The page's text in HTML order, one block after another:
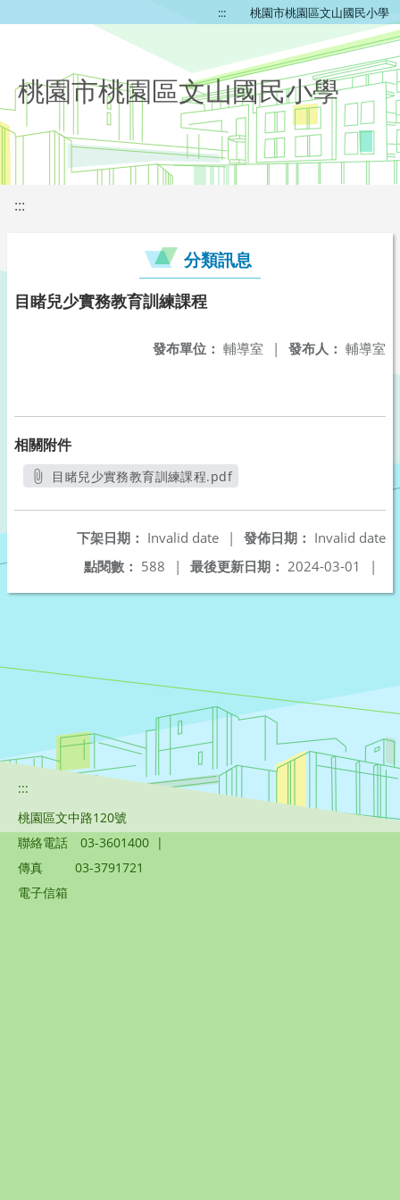
::: 桃園市桃園區文山國民小學
桃園市桃園區文山國民小學
:::
分類訊息
目睹兒少實務教育訓練課程
發布人： 輔導室
發布單位： 輔導室 |
相關附件
目睹兒少實務教育訓練課程.pdf
發佈日期： Invalid date
下架日期： Invalid date
|
最後更新日期： 2024-03-01 |
點閱數： 588 |
:::
桃園區文中路120號
聯絡電話
03-3601400 |
傳真
03-3791721
電子信箱